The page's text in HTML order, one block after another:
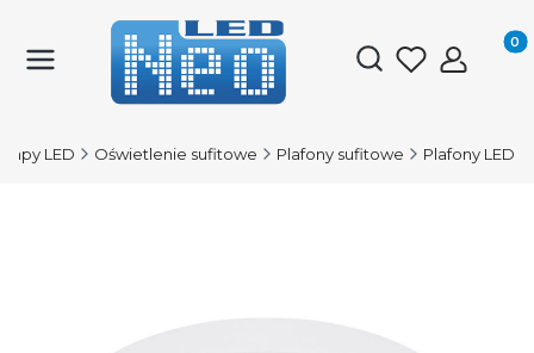
Otwórz
LED Oświetlenie sufitowe Plafony sufitowe Plafony LED